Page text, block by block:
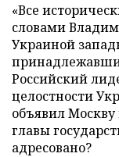
«Все
словами
Украиной
Российский
целостности
объявил Москву
главы
адресовано?